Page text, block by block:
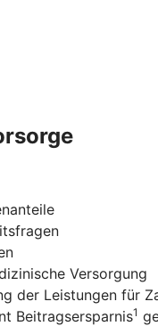
Versorgung
der Leistungen für
Beitragsersparnis1